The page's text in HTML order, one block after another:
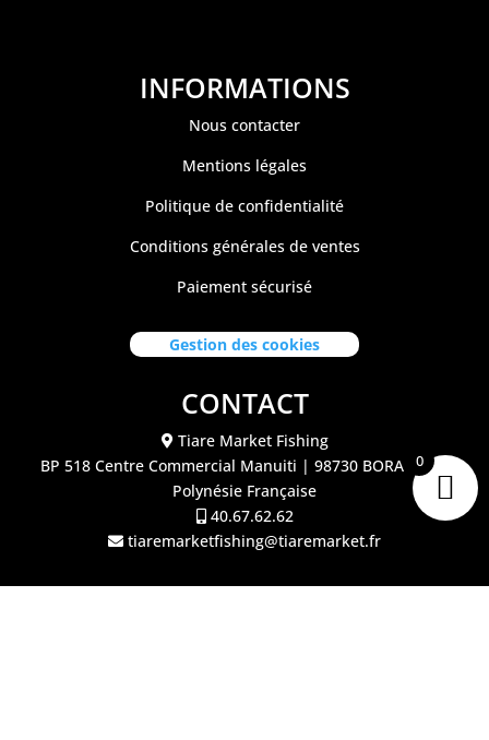
INFORMATIONS
Nous contacter
Mentions légales
Politique de confidentialité
Conditions générales de ventes
Paiement sécurisé
Gestion des cookies
CONTACT
Tiare Market Fishing
BP 518 Centre Commercial Manuiti | 98730 BORA BORA
Polynésie Française
40.67.62.62
tiaremarketfishing@tiaremarket.fr
0